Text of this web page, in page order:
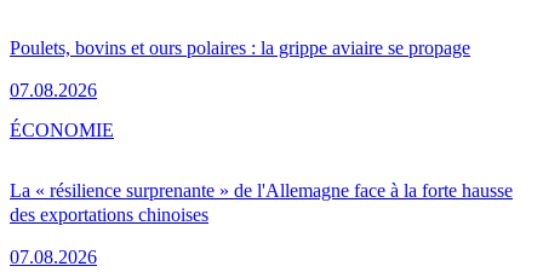
Poulets, bovins et ours polaires : la grippe aviaire se propage
07.08.2026
La « résilience surprenante » de l'Allemagne face à la forte hausse
des exportations chinoises
07.08.2026
ÉCONOMIE